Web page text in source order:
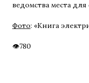
ведомства места
Фото: «Книга
780